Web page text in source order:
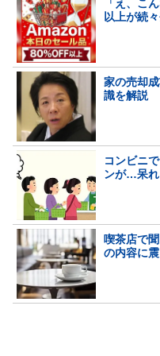
「え、こ
以上が続
家の売却
識を解説
コンビニ
ンが…呆
喫茶店で
の内容に